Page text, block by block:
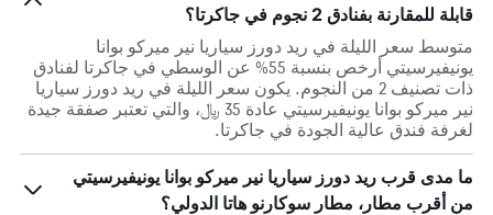
قابلة للمقارنة بفنادق 2 نجوم في جاكرتا؟
متوسط سعر الليلة في ريد دورز سياريا نير ميركو بوانا
يونيفيرسيتي أرخص بنسبة 55% عن الوسطي في جاكرتا لفنادق
ذات تصنيف 2 من النجوم. يكون سعر الليلة في ريد دورز سياريا
نير ميركو بوانا يونيفيرسيتي عادة 35 ﷼، والتي تعتبر صفقة جيدة
لغرفة فندق عالية الجودة في جاكرتا.
ما مدى قرب ريد دورز سياريا نير ميركو بوانا يونيفيرسيتي
من أقرب مطار، مطار سوكارنو هاتا الدولي؟